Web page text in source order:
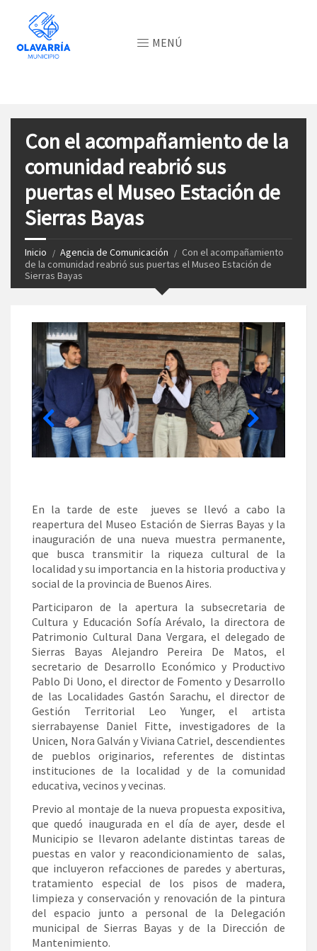
MENÚ
Con el acompañamiento de la
comunidad reabrió sus
puertas el Museo Estación de
Sierras Bayas
Inicio Agencia de Comunicación
Con el acompañamiento
de la comunidad reabrió sus puertas el Museo Estación de
Sierras Bayas
En la tarde de este jueves se llevó a cabo la
reapertura del Museo Estación de Sierras Bayas y la
inauguración de una nueva muestra permanente,
que busca transmitir la riqueza cultural de la
localidad y su importancia en la historia productiva y
social de la provincia de Buenos Aires.
Participaron de la apertura la subsecretaria de
Cultura y Educación Sofía Arévalo, la directora de
Patrimonio Cultural Dana Vergara, el delegado de
Sierras Bayas Alejandro Pereira De Matos, el
secretario de Desarrollo Económico y Productivo
Pablo Di Uono, el director de Fomento y Desarrollo
de las Localidades Gastón Sarachu, el director de
Gestión Territorial Leo Yunger, el artista
sierrabayense Daniel Fitte, investigadores de la
Unicen, Nora Galván y Viviana Catriel, descendientes
de pueblos originarios, referentes de distintas
instituciones de la localidad y de la comunidad
educativa, vecinos y vecinas.
Previo al montaje de la nueva propuesta expositiva,
que quedó inaugurada en el día de ayer, desde el
Municipio se llevaron adelante distintas tareas de
puestas en valor y reacondicionamiento de salas,
que incluyeron refacciones de paredes y aberturas,
tratamiento especial de los pisos de madera,
limpieza y conservación y renovación de la pintura
del espacio junto a personal de la Delegación
municipal de Sierras Bayas y de la Dirección de
Mantenimiento.